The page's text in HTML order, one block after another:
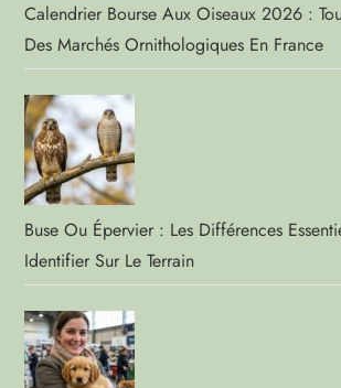
Calendrier Bourse Aux Oiseaux 2026 :
Des Marchés Ornithologiques En France
Buse Ou Épervier : Les Différences
Identifier Sur Le Terrain